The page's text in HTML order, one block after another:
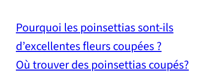
Pourquoi les poinsettias sont-ils
d’excellentes fleurs coupées ?
Où trouver des poinsettias coupés?